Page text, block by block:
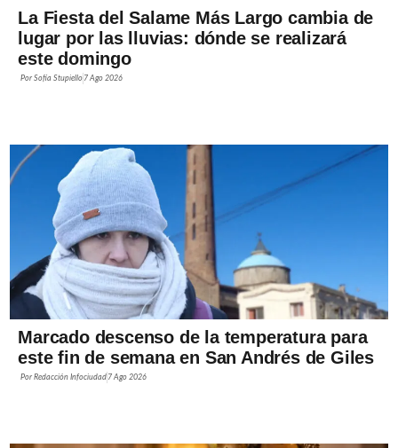
La Fiesta del Salame Más Largo cambia de
lugar por las lluvias: dónde se realizará
este domingo
PorSofía Stupiello 7 Ago 2026
Marcado descenso de la temperatura para
este fin de semana en San Andrés de Giles
PorRedacción Infociudad 7 Ago 2026